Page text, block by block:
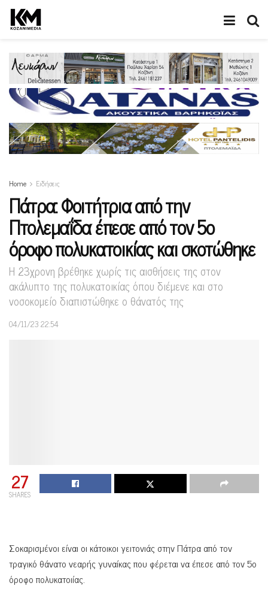
Home Ειδήσεις
Πάτρα: Φοιτήτρια από την
Πτολεμαΐδα έπεσε από τον 5ο
όροφο πολυκατοικίας και σκοτώθηκε
Η 23χρονη βρέθηκε χωρίς τις αισθήσεις της στον
ακάλυπτο της πολυκατοικίας όπου διέμενε και στο
νοσοκομείο διαπιστώθηκε ο θάνατός της
04/11/23 22:54
27
SHARES
Σοκαρισμένοι είναι οι κάτοικοι γειτονιάς στην Πάτρα από τον
τραγικό θάνατο νεαρής γυναίκας που φέρεται να έπεσε από τον 5ο
όροφο πολυκατοιίας.